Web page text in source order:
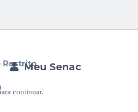
Meu Senac
Restrito
continuar.